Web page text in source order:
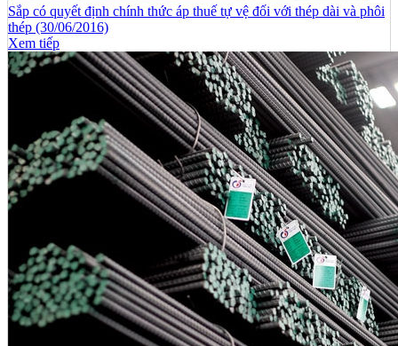
Sắp có quyết định chính thức áp thuế tự vệ đối với thép dài và phôi
thép (30/06/2016)
Xem tiếp